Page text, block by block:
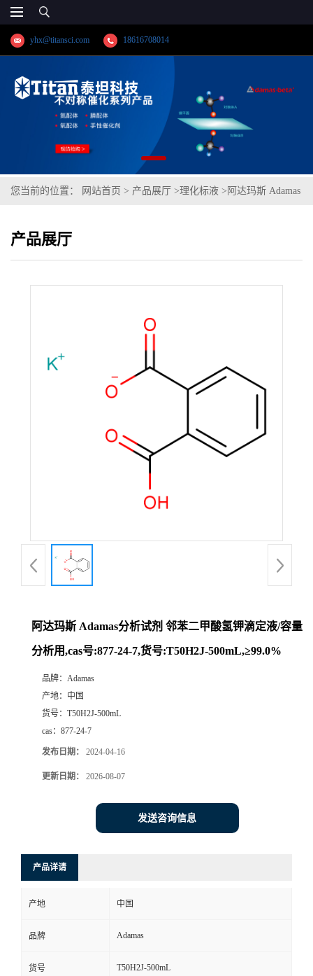
yhx@titansci.com 18616708014
您当前的位置： 网站首页 > 产品展厅 >理化标液 > 阿达玛斯 Adamas
号:T50H2J-500mL,≥99.0%
产品展厅
阿达玛斯 Adamas分析试剂 邻苯二甲酸氢钾滴定液/容量
分析用,cas号:877-24-7,货号:T50H2J-500mL,≥99.0%
品牌： Adamas
产地： 中国
货号： T50H2J-500mL
cas： 877-24-7
发布日期： 2024-04-16
更新日期： 2026-08-07
发送咨询信息
产品详请
产地 中国
品牌 Adamas
货号 T50H2J-500mL